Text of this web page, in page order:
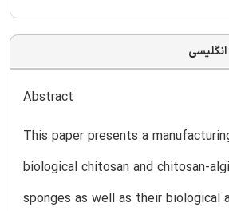
Abstract
This paper presents a
biological chitosan and chitosan-
sponges as well as their biological